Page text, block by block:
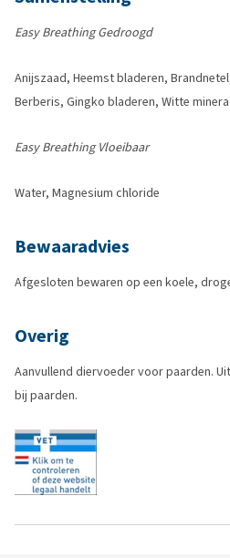
Easy Breathing Gedroogd
Anijszaad, Heemst bladeren,
Berberis, Gingko bladeren, Witte
Easy Breathing Vloeibaar
Water, Magnesium chloride
Bewaaradvies
Afgesloten bewaren op een koele,
Overig
Aanvullend diervoeder voor paarden.
bij paarden.